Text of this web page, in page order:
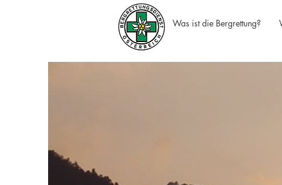
Was ist die Bergrettung?